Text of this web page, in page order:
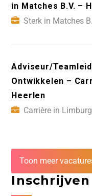
in Matches B.V. –
Sterk in Matches
Adviseur/
Ontwikkelen –
Heerlen
Carrière in Limburg
Toon meer